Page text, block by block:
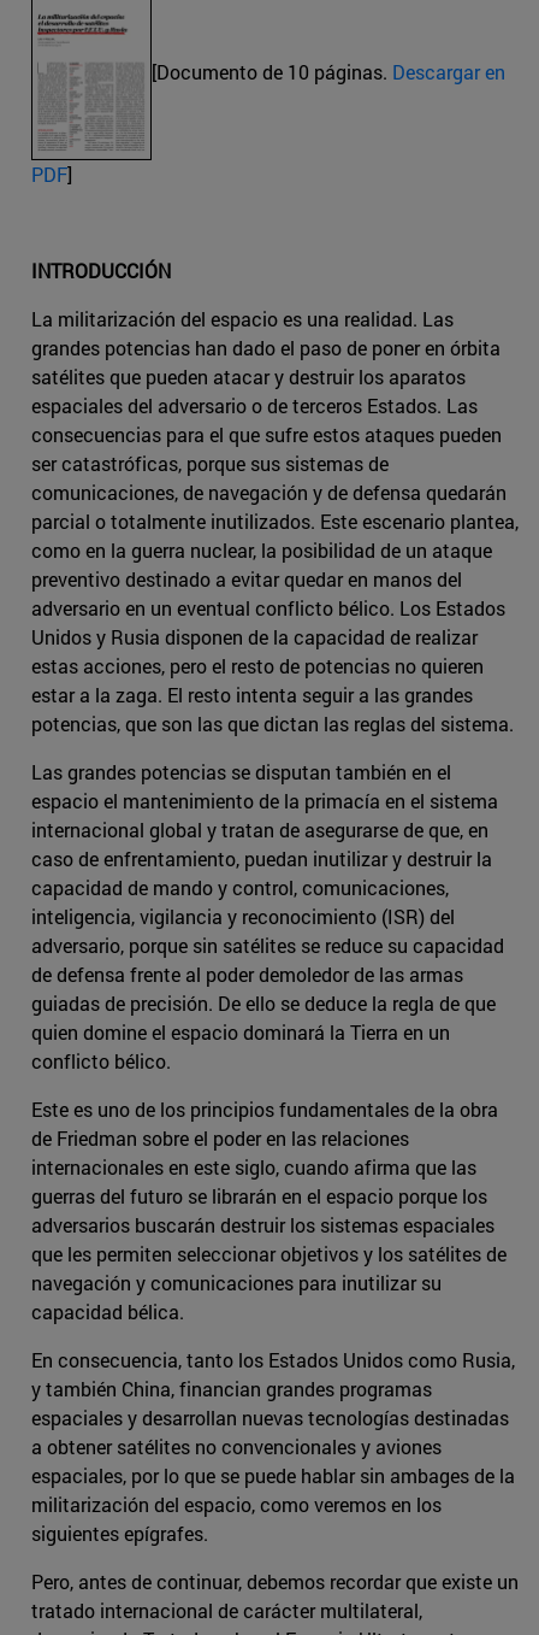
[Documento de 10 páginas. Descargar en
PDF]
INTRODUCCIÓN
La militarización del espacio es una realidad. Las
grandes potencias han dado el paso de poner en órbita
satélites que pueden atacar y destruir los aparatos
espaciales del adversario o de terceros Estados. Las
consecuencias para el que sufre estos ataques pueden
ser catastróficas, porque sus sistemas de
comunicaciones, de navegación y de defensa quedarán
parcial o totalmente inutilizados. Este escenario plantea,
como en la guerra nuclear, la posibilidad de un ataque
preventivo destinado a evitar quedar en manos del
adversario en un eventual conflicto bélico. Los Estados
Unidos y Rusia disponen de la capacidad de realizar
estas acciones, pero el resto de potencias no quieren
estar a la zaga. El resto intenta seguir a las grandes
potencias, que son las que dictan las reglas del sistema.
Las grandes potencias se disputan también en el
espacio el mantenimiento de la primacía en el sistema
internacional global y tratan de asegurarse de que, en
caso de enfrentamiento, puedan inutilizar y destruir la
capacidad de mando y control, comunicaciones,
inteligencia, vigilancia y reconocimiento (ISR) del
adversario, porque sin satélites se reduce su capacidad
de defensa frente al poder demoledor de las armas
guiadas de precisión. De ello se deduce la regla de que
quien domine el espacio dominará la Tierra en un
conflicto bélico.
Este es uno de los principios fundamentales de la obra
de Friedman sobre el poder en las relaciones
internacionales en este siglo, cuando afirma que las
guerras del futuro se librarán en el espacio porque los
adversarios buscarán destruir los sistemas espaciales
que les permiten seleccionar objetivos y los satélites de
navegación y comunicaciones para inutilizar su
capacidad bélica.
En consecuencia, tanto los Estados Unidos como Rusia,
y también China, financian grandes programas
espaciales y desarrollan nuevas tecnologías destinadas
a obtener satélites no convencionales y aviones
espaciales, por lo que se puede hablar sin ambages de la
militarización del espacio, como veremos en los
siguientes epígrafes.
Pero, antes de continuar, debemos recordar que existe un
tratado internacional de carácter multilateral,